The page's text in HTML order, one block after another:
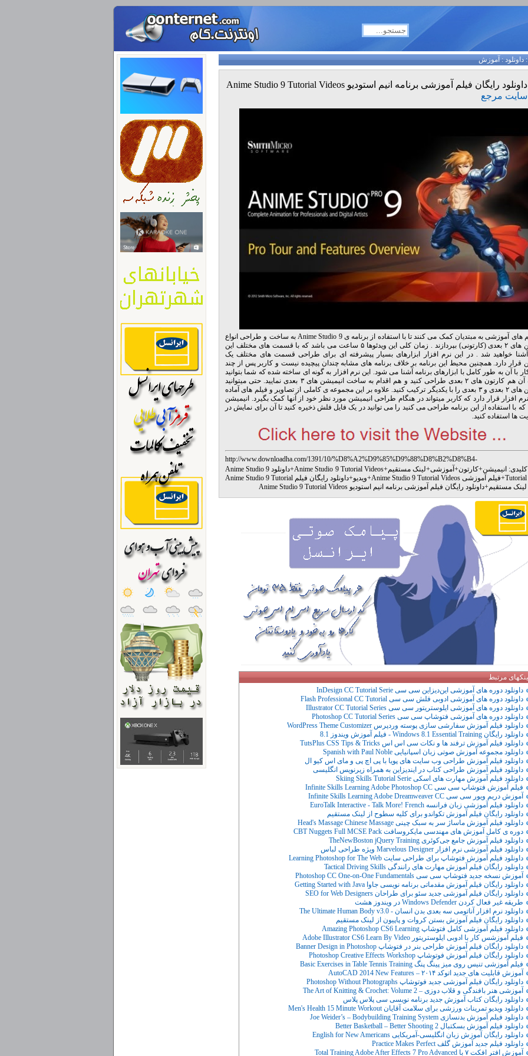
داونلود:آموزش
داونلود رایگان فیلم آموزشی برنامه انیم استودیو Anime Studio 9 Tutorial Videos
سایت مرجع
این فیلم های آموزشی به مبتدیان کمک می کنند تا با استفاده از برنامه ی Anime Studio 9 به ساخت و طراحی انواع
انیمیشن های ۲ بعدی (کارتونی) بپردازند . زمان کلی این ویدئوها ۵ ساعت می باشد که با قسمت های مختلف این
آشنا خواهید شد . در این نرم افزار ابزارهای بسیار پیشرفته ای برای طراحی قسمت های مختلف یک
قرار دارد. همچنین محیط این برنامه بر خلاف برنامه های مشابه چندان پیچیده نیست و کاربر پس از چند
با آن به طور کامل با ابزارهای برنامه آشنا می شود. این نرم افزار به گونه ای ساخته شده که شما بتوانید
با کمک آن هم کارتون های ۲ بعدی طراحی کنید و هم اقدام به ساخت انیمیشن های ۳ بعدی نمایید. حتی میتوانید
انیمیشن های ۲ بعدی و ۳ بعدی را با یکدیگر ترکیب کنید. علاوه بر این مجموعه ی کاملی از تصاویر و فیلم های آماده
افزار قرار دارد که کاربر میتواند در هنگام طراحی انیمیشن مورد نظر خود از آنها کمک بگیرد. انیمیشن
که با استفاده از این برنامه طراحی می کنید را می توانید در یک فایل فلش ذخیره کنید تا آن برای نمایش در
ها استفاده کنید.
http://www.downloadha.com/1391/10/%D8%A2%D9%85%D9%88%D8%B2%D8%B4-
%DA%A9%D8%A7%D8%B1-%D8%A8%D8%A7-
%D8%A8%D8%B1%D9%86%D8%A7%D9%85%D9%87-
%D8%A7%D8%B3%D8%AA%D9%88%D8%AF%DB%8C%D9%88-anime-studio-9-video-tutor/
انیمیشن+کارتون+آموزشی+لینک مستقیم+
Anime Studio 9 Tutorial Videos
+
داونلود Anime Studio 9
+فیلم آموزشی Anime Studio 9 Tutorial Videos +ویدیو+
داونلود رایگان فیلم Anime Studio 9 Tutorial
+داونلود رایگان فیلم آموزشی برنامه انیم استودیو Anime Studio 9 Tutorial Videos
مرتبط
داونلود دوره های آموزشی این‌دیزاین سی سی InDesign CC Tutorial Serie
داونلود دوره های آموزشی ادوبی فلش سی سی Flash Professional CC Tutorial
داونلود دوره های آموزشی ایلوستریتور سی سی Illustrator CC Tutorial Series
داونلود دوره های آموزشی فتوشاپ سی سی Photoshop CC Tutorial Series
داونلود فیلم آموزش سفارشی سازی پوسته وردپرس WordPress Theme Customizer
داونلود رایگان Windows 8.1 Essential Training - فیلم آموزش ویندوز 8.1
داونلود فیلم آموزش ترفند ها و نکات سی اس اس TutsPlus CSS Tips & Tricks
داونلود مجموعه آموزش صوتی زبان اسپانیایی Spanish with Paul Noble
داونلود فیلم آموزش طراحی وب سایت های پویا با پی اچ پی و مای اس کیو ال
داونلود فیلم آموزش طراحی کتاب در ایندیزاین به همراه زیرنویس انگلیسی
داونلود فیلم آموزش مهارت های اسکی Skiing Skills Tutorial Serie
فیلم آموزش فتوشاپ سی سی Infinite Skills Learning Adobe Photoshop CC
آموزش دریم ویور سی سی Infinite Skills Learning Adobe Dreamweaver CC
داونلود فیلم آموزشی زبان فرانسه EuroTalk Interactive - Talk More! French
داونلود رایگان فیلم آموزش تکواندو برای کلیه سطوح از لینک مستقیم
داونلود فیلم آموزش ماساژ سر به سبک چینی Head's Massage Chinese Massage
دوره ی کامل آموزش های مهندسی مایکروسافت CBT Nuggets Full MCSE Pack
داونلود فیلم آموزش جامع جی‌کوئری TheNewBoston jQuery Training
داونلود فیلم آموزشی نرم افزار Marvelous Designer ویژه طراحی لباس
داونلود فیلم آموزش فتوشاپ برای طراحی سایت Learning Photoshop for The Web
داونلود رایگان فیلم آموزش مهارت های رانندگی Tactical Driving Skills
آموزش نسخه جدید فتوشاپ سی سی Photoshop CC One-on-One Fundamentals
داونلود رایگان فیلم آموزش مقدماتی برنامه نویسی جاوا Getting Started with Java
داونلود رایگان فیلم آموزشی جدید سئو برای طراحان SEO for Web Designers
طریقه غیر فعال کردن Windows Defender در ویندوز هشت
داونلود نرم افزار آناتومی سه بعدی بدن انسان - The Ultimate Human Body v3.0
داونلود رایگان فیلم آموزش بستن کروات و پاپیون از لینک مستقیم
داونلود فیلم آموزشی کامل فتوشاپ Amazing Photoshop CS6 Learning
فیلم آموزشس کار با ادوبی ایلوستریتور Adobe Illustrator CS6 Learn By Video
داونلود رایگان فیلم آموزش طراحی بنر در فتوشاپ Banner Design in Photoshop
داونلود رایگان فیلم آموزش فوتوشاپ Photoshop Creative Effects Workshop
فیلم آموزشی تنیس روی میز پینگ پنگ Basic Exercises in Table Tennis Training
آموزش قابلیت های جدید اتوکد ۲۰۱۴ – AutoCAD 2014 New Features
داونلود رایگان فیلم آموزشی جدید فوتوشاپ Photoshop Without Photographs
آموزشی هنر بافندگی و قلاب دوزی – The Art of Knitting & Crochet: Volume 2
داونلود رایگان کتاب آموزش جدید برنامه نویسی سی پلاس پلاس
داونلود ویدیو تمرینات ورزشی برای سلامت آقایان Men's Health 15 Minute Workout
داونلود فیلم آموزش بدنسازی Joe Weider’s – Bodybuilding Training System
داونلود فیلم آموزش بسکتبال Better Basketball – Better Shooting 2
داونلود رایگان آموزش زبان انگلیسی-آمریکایی English for New Americans
داونلود فیلم جدید آموزش گلف Practice Makes Perfect
آموزش افتر افکت ۷ با Total Training Adobe After Effects 7 Pro Advanced